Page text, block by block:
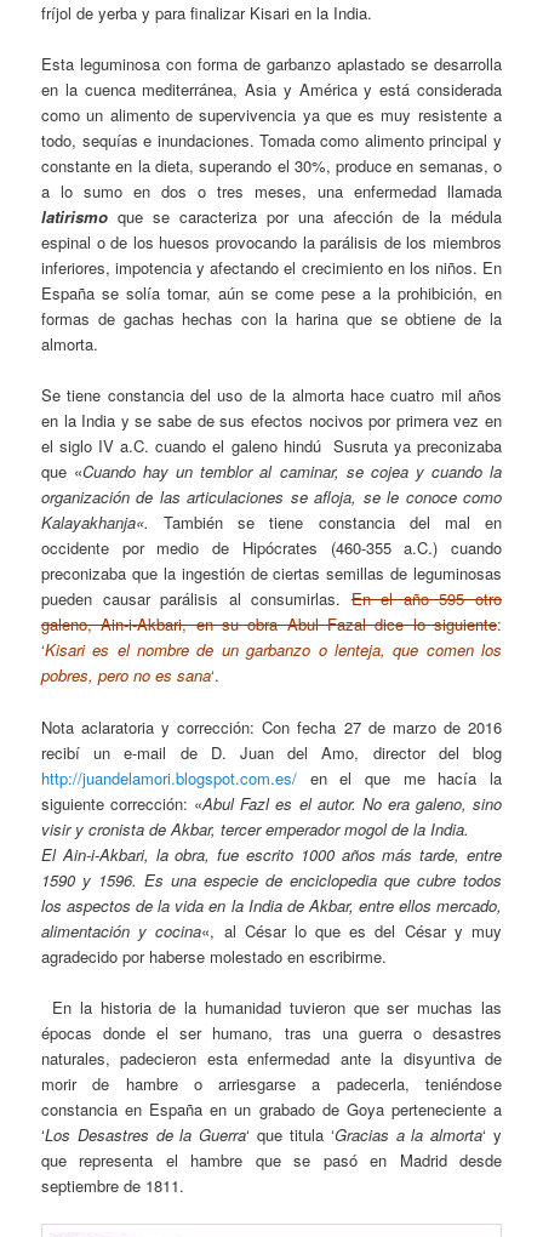
fríjol de yerba y para finalizar Kisari en la India.
Esta leguminosa con forma de garbanzo aplastado se desarrolla
en la cuenca mediterránea, Asia y América y está considerada
como un alimento de supervivencia ya que es muy resistente a
todo, sequías e inundaciones. Tomada como alimento principal y
constante en la dieta, superando el 30%, produce en semanas, o
a lo sumo en dos o tres meses, una enfermedad llamada
latirismoque se caracteriza por una afección de la médula
espinal o de los huesos provocando la parálisis de los miembros
inferiores, impotencia y afectando el crecimiento en los niños. En
España se solía tomar, aún se come pese a la prohibición, en
formas de gachas hechas con la harina que se obtiene de la
almorta.
Se tiene constancia del uso de la almorta hace cuatro mil años
en la India y se sabe de sus efectos nocivos por primera vez en
el siglo IV a.C. cuando el galeno hindú Susruta ya preconizaba
que «Cuando hay un temblor al caminar, se cojea y cuando la
organización de las articulaciones se afloja, se le conoce como
Kalayakhanja«.También se tiene constancia del mal en
occidente por medio de Hipócrates (460-355 a.C.) cuando
preconizaba que la ingestión de ciertas semillas de leguminosas
pueden causar parálisis al consumirlas.En el año 595 otro
galeno, Ain-i-Akbari, en su obra Abul Fazal dice lo siguiente:
‘Kisaries el nombre de un garbanzo o lenteja, que comen los
pobres, pero no es sana‘.
Nota aclaratoria y corrección: Con fecha 27 de marzo de 2016
recibí un e-mail de D. Juan del Amo, director del blog
http://juandelamori.blogspot.com.es/ en el que me hacía la
siguiente corrección: «Abul Fazl es el autor. No era galeno, sino
visir y cronista de Akbar, tercer emperador mogol de la India.
El Ain-i-Akbari, la obra, fue escrito 1000 años más tarde, entre
1590 y 1596. Es una especie de enciclopedia que cubre todos
los aspectos de la vida en la India de Akbar, entre ellos mercado,
alimentación y cocina«, al César lo que es del César y muy
agradecido por haberse molestado en escribirme.
En la historia de la humanidad tuvieron que ser muchas las
épocas donde el ser humano, tras una guerra o desastres
naturales, padecieron esta enfermedad ante la disyuntiva de
morir de hambre o arriesgarse a padecerla, teniéndose
constancia en España en un grabado de Goya perteneciente a
‘Los Desastres de la Guerra‘ que titula ‘Gracias a la almorta‘ y
que representa el hambre que se pasó en Madrid desde
septiembre de 1811.